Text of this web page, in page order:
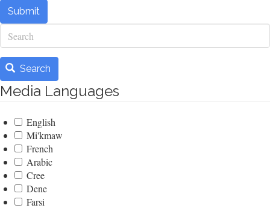
Submit
Search
Search
Media Languages
English
Mi'kmaw
French
Arabic
Cree
Dene
Farsi